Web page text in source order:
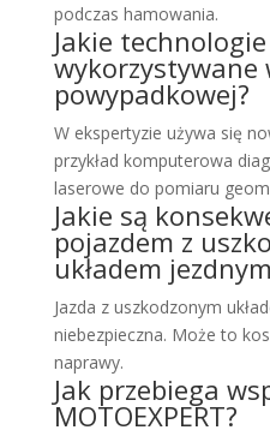
podczas hamowania.
Jakie
wykorzystywane
powypadkowej?
W ekspertyzie używa się
przykład komputerowa
laserowe do pomiaru
Jakie są
pojazdem z
układem
Jazda z uszkodzonym
niebezpieczna. Może to
naprawy.
Jak przebiega
MOTOEXPERT?